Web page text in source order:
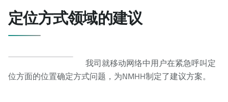
定位方式领域的建议
我司就移动网络中用户在紧急呼叫定
位方面的位置确定方式问题，为NMHH制定了建议方案。